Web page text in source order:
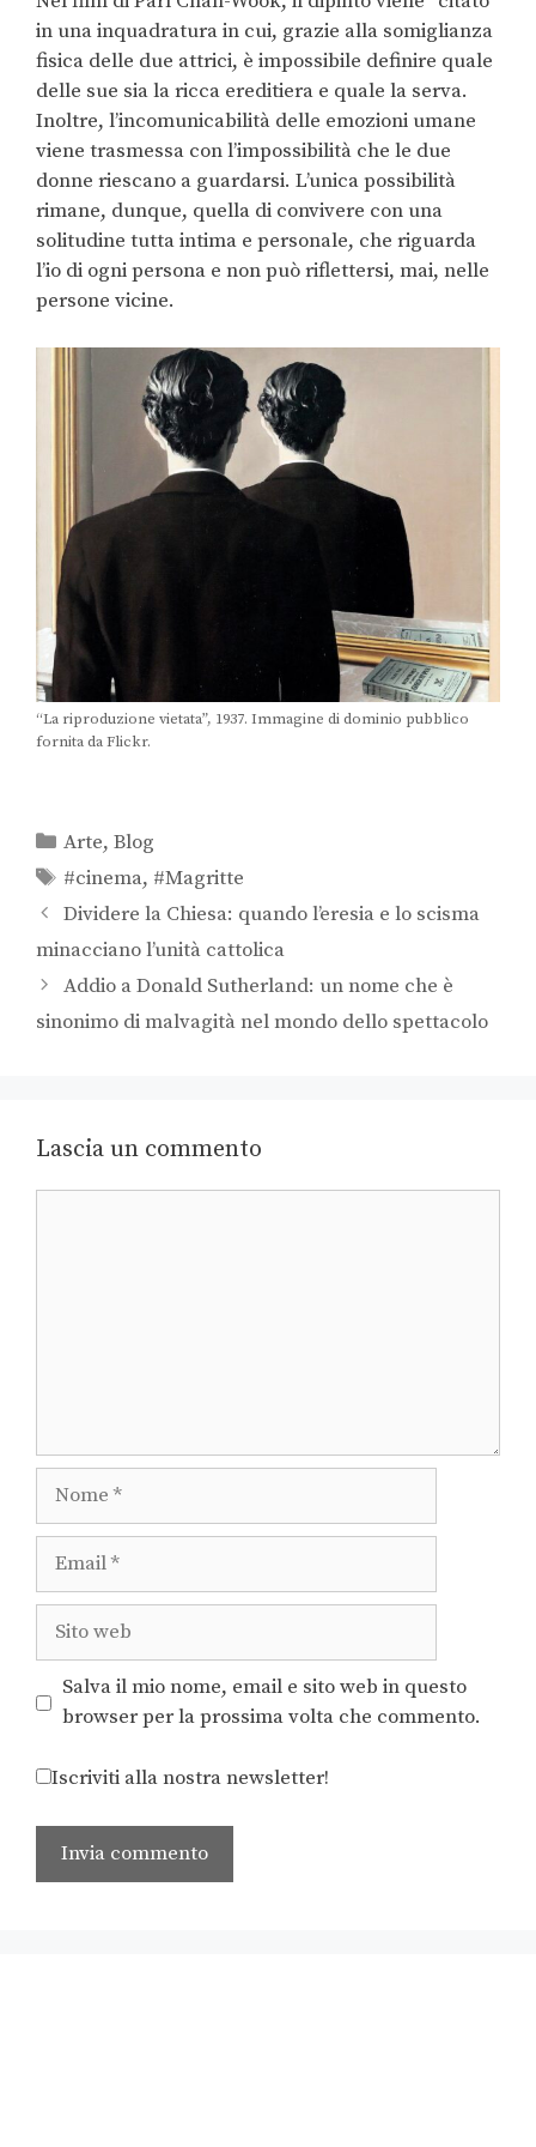
in una inquadratura in cui, grazie alla somiglianza
fisica delle due attrici, è impossibile definire quale
delle sue sia la ricca ereditiera e quale la serva.
Inoltre, l’incomunicabilità delle emozioni umane
viene trasmessa con l’impossibilità che le due
donne riescano a guardarsi. L’unica possibilità
rimane, dunque, quella di convivere con una
solitudine tutta intima e personale, che riguarda
l’io di ogni persona e non può riflettersi, mai, nelle
persone vicine.
“La riproduzione vietata”, 1937. Immagine di dominio pubblico
fornita da Flickr.
Arte,Blog
#cinema, #Magritte
Dividere la Chiesa: quando l’eresia e lo scisma
minacciano l’unità cattolica
Addio a Donald Sutherland: un nome che è
sinonimo di malvagità nel mondo dello spettacolo
Lascia un commento
Salva il mio nome, email e sito web in questo
browser per la prossima volta che commento.
Iscriviti alla nostra newsletter!